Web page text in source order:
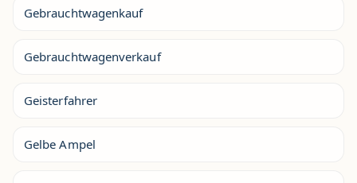
Gebrauchtwagenkauf
Gebrauchtwagenverkauf
Geisterfahrer
Gelbe Ampel